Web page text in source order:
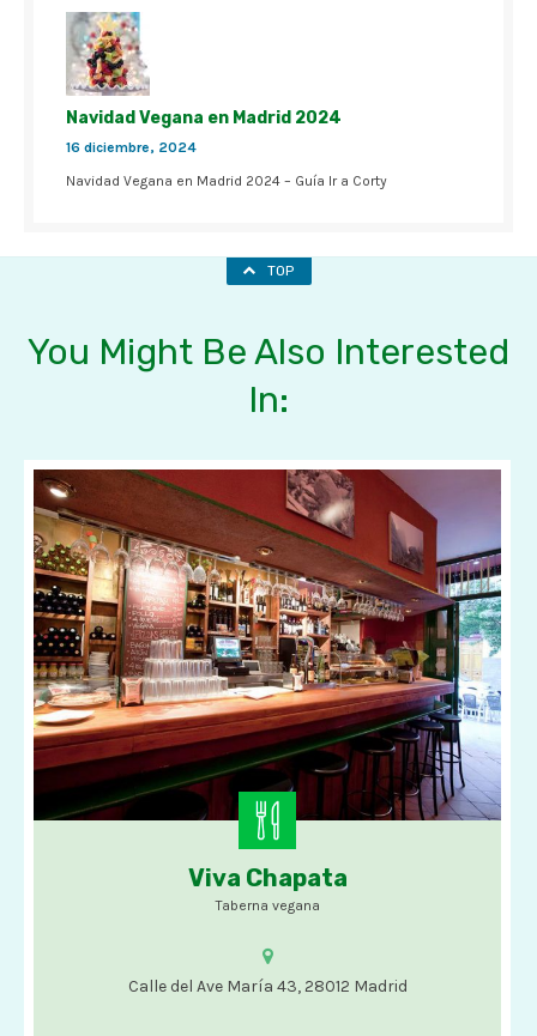
Navidad Vegana en Madrid 2024
16 diciembre, 2024
Navidad Vegana en Madrid 2024 – Guía Ir a Corty
TOP
You Might Be Also Interested
In:
Opciones veganas
Viva Chapata
Taberna vegana
Calle del Ave María 43, 28012 Madrid